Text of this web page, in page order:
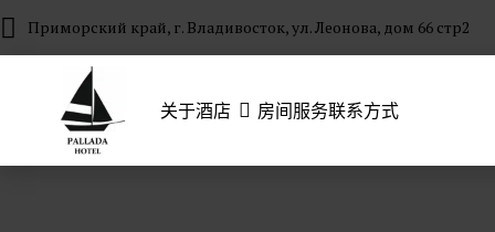
Приморский край, г. Владивосток, ул. Леонова, дом 66 стр2
关于酒店 房间服务联系方式